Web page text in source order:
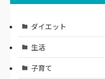
ダイエット
生活
子育て